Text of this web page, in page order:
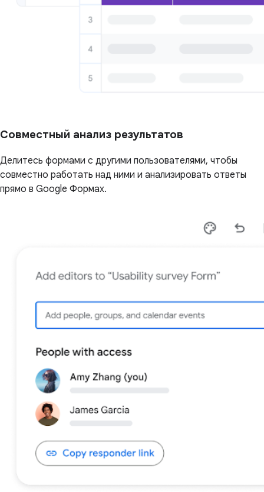
Совместный анализ результатов
Делитесь формами с другими пользователями, чтобы
совместно работать над ними и анализировать ответы
прямо в Google Формах.